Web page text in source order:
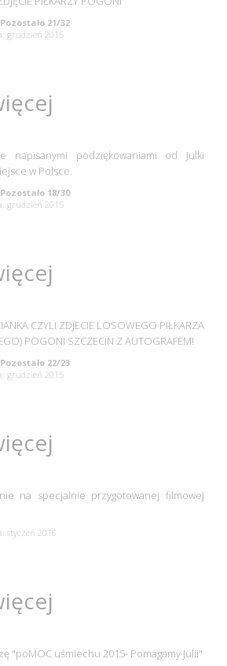
21/32
grudzień 2015
napisanymi podziękowaniami od Julki
w Polsce.
18/30
grudzień 2015
CZYLI ZDJECIE LOSOWEGO PIŁKARZA
POGONI SZCZECIN Z AUTOGRAFEM!
22/23
grudzień 2015
na specjalnie przygotowanej filmowej
styczeń 2016
"poMOC uśmiechu 2015- Pomagamy Julii"